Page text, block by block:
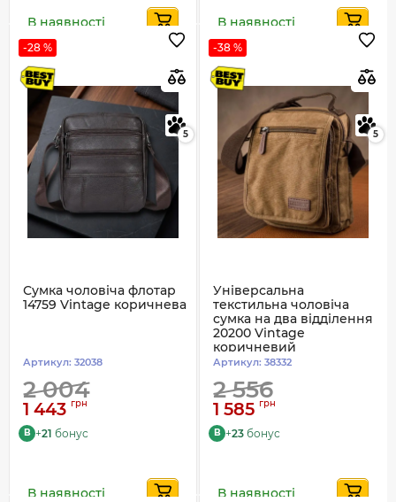
В наявності В наявності
-28 %
5
Сумка чоловіча флотар
14759 Vintage коричнева
Артикул: 32038
2 004
1 443 грн
B +21 бонус
В наявності
-38 %
5
Універсальна
текстильна чоловіча
сумка на два відділення
20200 Vintage
коричневий
Артикул: 38332
2 556
1 585 грн
B +23 бонус
В наявності